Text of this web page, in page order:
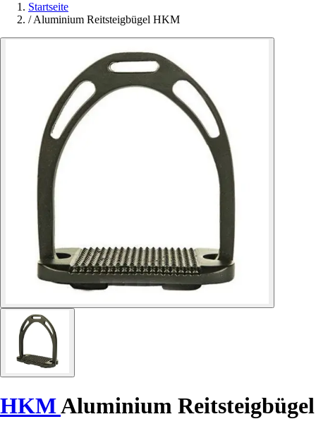
Startseite
/Aluminium Reitsteigbügel HKM
HKMAluminium Reitsteigbügel